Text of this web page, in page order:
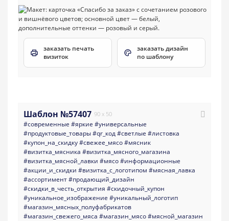
заказать печать
визиток
заказать дизайн
по шаблону
Шаблон №57407 90 x 50
#современные #яркие #универсальные
#продуктовые_товары#qr_код#светлые #листовка
#купон_на_скидку#свежее_мясо#мясник
#визитка_мясника #визитка_мясного_магазина
#визитка_мясной_лавки #мясо#информационные
#акции_и_скидки #визитка_с_логотипом #мясная_лавка
#ассортимент#продающий_дизайн
#скидки_в_честь_открытия #скидочный_купон
#уникальное_изображение #уникальный_логотип
#магазин_мясных_полуфабрикатов
#магазин_свежего_мяса #магазин_мясо#мясной_магазин